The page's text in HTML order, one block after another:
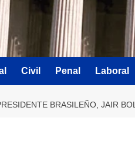
Civil Penal Laboral
BRASILEÑO, JAIR